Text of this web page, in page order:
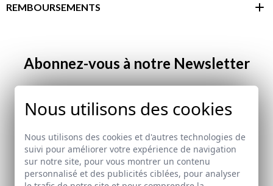
REMBOURSEMENTS
Abonnez-vous à notre Newsletter
Email
J'ai lu et j'accepte votrepolitique de protection des
données
Nous utilisons des cookies
Nous utilisons des cookies et d'autres technologies de
suivi pour améliorer votre expérience de navigation
sur notre site, pour vous montrer un contenu
personnalisé et des publicités ciblées, pour analyser